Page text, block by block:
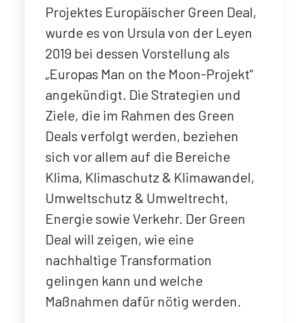
Projektes Europäischer Green Deal,
wurde es von Ursula von der Leyen
2019 bei dessen Vorstellung als
„Europas Man on the Moon-Projekt“
angekündigt. Die Strategien und
Ziele, die im Rahmen des Green
Deals verfolgt werden, beziehen
sich vor allem auf die Bereiche
Klima, Klimaschutz & Klimawandel,
Umweltschutz & Umweltrecht,
Energie sowie Verkehr. Der Green
Deal will zeigen, wie eine
nachhaltige Transformation
gelingen kann und welche
Maßnahmen dafür nötig werden.